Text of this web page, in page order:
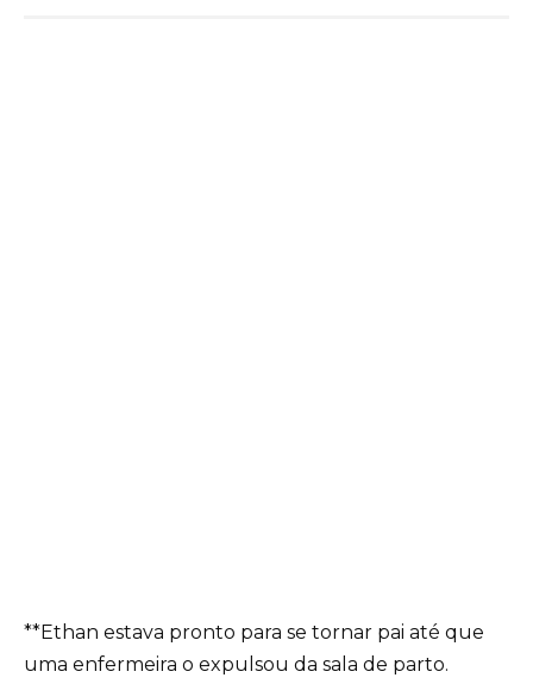
**Ethan estava pronto para se tornar pai até que
uma enfermeira o expulsou da sala de parto.